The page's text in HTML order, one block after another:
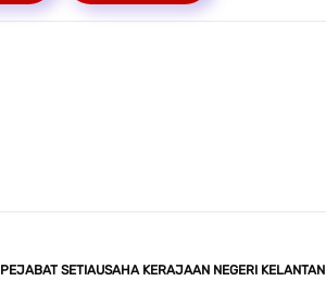
PEJABAT SETIAUSAHA KERAJAAN NEGERI KELANTAN